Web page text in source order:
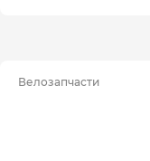
Велозапчасти